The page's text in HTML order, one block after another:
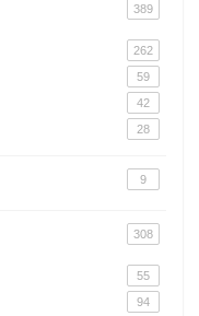
389
262
59
42
28
9
308
55
94